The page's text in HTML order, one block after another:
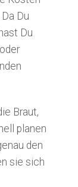
Du
Du
Braut,
planen
den
sie sich